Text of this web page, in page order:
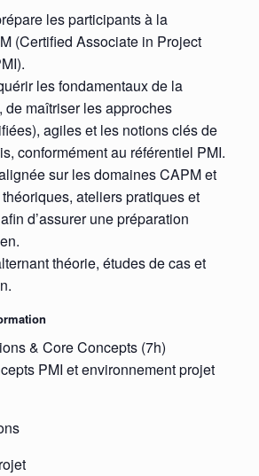
les participants à la
(Certified Associate in Project
les fondamentaux de la
de maîtriser les approches
agiles et les notions clés de
conformément au référentiel PMI.
sur les domaines CAPM et
ateliers pratiques et
d’assurer une préparation
théorie, études de cas et
& Core Concepts (7h)
PMI et environnement projet